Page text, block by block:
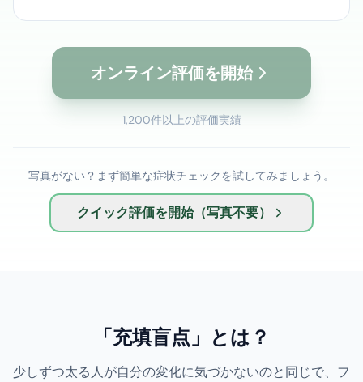
オンライン評価を開始
1,200件以上の評価実績
写真がない？まず簡単な症状チェックを試してみましょう。
クイック評価を開始（写真不要）
「充填盲点」とは？
少しずつ太る人が自分の変化に気づかないのと同じで、フ